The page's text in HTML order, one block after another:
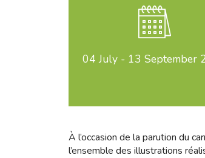
04 July - 13 September
À l’occasion de la parution du
l’ensemble des illustrations